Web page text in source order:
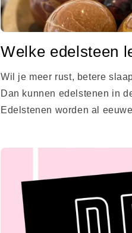
Welke edelsteen
Wil je meer rust, betere
Dan kunnen edelstenen in
Edelstenen worden al